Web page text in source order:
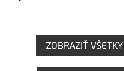
ZOBRAZIŤ